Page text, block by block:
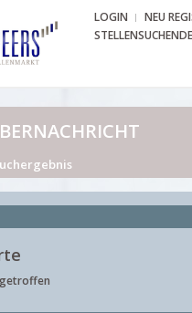
LOGIN
NEU